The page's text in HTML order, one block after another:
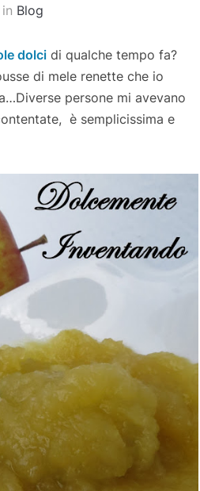
in Blog
dolcidi qualche tempo fa?
di mele renette che io
persone mi avevano
è semplicissima e